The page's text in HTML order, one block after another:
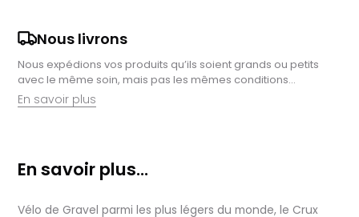
Nous livrons
Nous expédions vos produits qu’ils soient grands ou petits
avec le même soin, mais pas les mêmes conditions…
En savoir plus
achats à domicile, mais il est encore plus gratifiant de vous
accueillir en magasin. Commandez en ligne et récupérez vos
Pensez à préciser le lieu de retrait lors de votre commande,
En savoir plus...
Vélo de Gravel parmi les plus légers du monde, le Crux